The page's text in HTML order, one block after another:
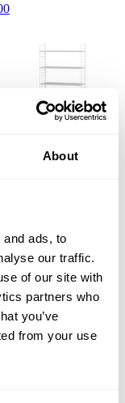
About
ads, to
our traffic.
of our site with
partners who
you’ve
from your use